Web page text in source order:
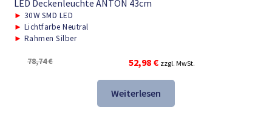
LED Deckenleuchte ANTON 43cm
► 30W SMD LED
► Lichtfarbe Neutral
► Rahmen Silber
78,74€
Ursprünglicher
Preis
war:
78,74 €
52,98 €Aktueller
Preis
ist:
52,98 €.
zzgl. MwSt.
Weiterlesen